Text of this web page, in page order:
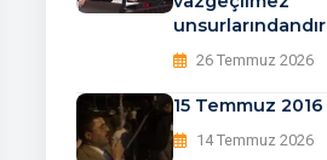
unsurlarındandır
26 Temmuz 2026
15 Temmuz 2016
14 Temmuz 2026